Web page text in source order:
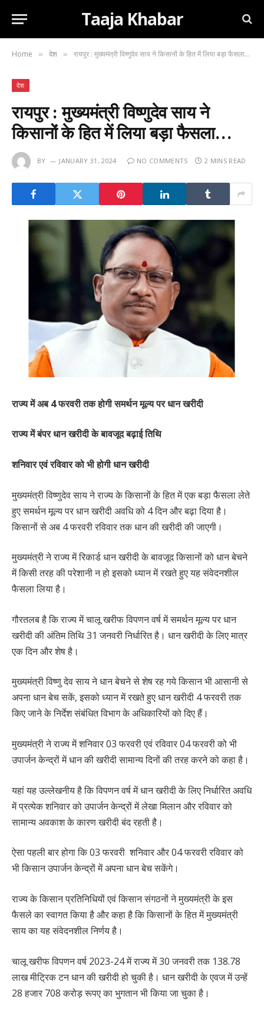
Taaja Khabar
Home » देश » रायपुर : मुख्यमंत्री विष्णुदेव साय ने किसानों के हित में लिया बड़ा फैसला…
देश
रायपुर : मुख्यमंत्री विष्णुदेव साय ने
किसानों के हित में लिया बड़ा फैसला…
BY JANUARY 31, 2024 NO COMMENTS 2 MINS READ
राज्य में अब 4 फरवरी तक होगी समर्थन मूल्य पर धान खरीदी
राज्य में बंपर धान खरीदी के बावजूद बढ़ाई तिथि
शनिवार एवं रविवार को भी होगी धान खरीदी
मुख्यमंत्री विष्णुदेव साय ने राज्य के किसानों के हित में एक बड़ा फैसला लेते
हुए समर्थन मूल्य पर धान खरीदी अवधि को 4 दिन और बढ़ा दिया है।
किसानों से अब 4 फरवरी रविवार तक धान की खरीदी की जाएगी।
मुख्यमंत्री ने राज्य में रिकार्ड धान खरीदी के बावजूद किसानों को धान बेचने
में किसी तरह की परेशानी न हो इसको ध्यान में रखते हुए यह संवेदनशील
फैसला लिया है।
गौरतलब है कि राज्य में चालू खरीफ विपणन वर्ष में समर्थन मूल्य पर धान
खरीदी की अंतिम तिथि 31 जनवरी निर्धारित है। धान खरीदी के लिए मात्र
एक दिन और शेष है।
मुख्यमंत्री विष्णु देव साय ने धान बेचने से शेष रह गये किसान भी आसानी से
अपना धान बेच सकें, इसको ध्यान में रखते हुए धान खरीदी 4 फरवरी तक
किए जाने के निर्देश संबंधित विभाग के अधिकारियों को दिए हैं।
मुख्यमंत्री ने राज्य में शनिवार 03 फरवरी एवं रविवार 04 फरवरी को भी
उपार्जन केन्द्रों में धान की खरीदी सामान्य दिनों की तरह करने को कहा है।
यहां यह उल्लेखनीय है कि विपणन वर्ष में धान खरीदी के लिए निर्धारित अवधि
में प्रत्येक शनिवार को उपार्जन केन्द्रों में लेखा मिलान और रविवार को
सामान्य अवकाश के कारण खरीदी बंद रहती है।
ऐसा पहली बार होगा कि 03 फरवरी शनिवार और 04 फरवरी रविवार को
भी किसान उपार्जन केन्द्रों में अपना धान बेच सकेंगे।
राज्य के किसान प्रतिनिधियों एवं किसान संगठनों ने मुख्यमंत्री के इस
फैसले का स्वागत किया है और कहा है कि किसानों के हित में मुख्यमंत्री
साय का यह संवेदनशील निर्णय है।
चालू खरीफ विपणन वर्ष 2023-24 में राज्य में 30 जनवरी तक 138.78
लाख मीट्रिक टन धान की खरीदी हो चुकी है। धान खरीदी के एवज में उन्हें
28 हजार 708 करोड़ रूपए का भुगतान भी किया जा चुका है।